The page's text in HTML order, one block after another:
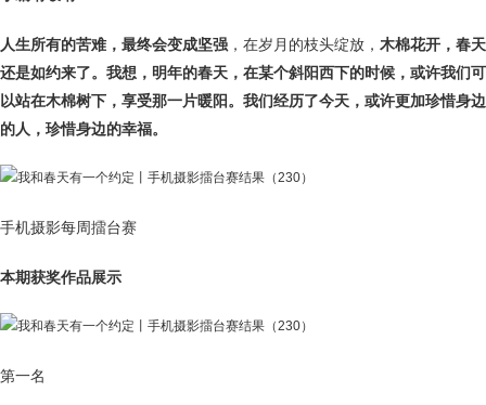
人生所有的苦难，最终会变成坚强 ，在岁月的枝头绽放， 木棉花开，春天
还是如约来了。 我想，明年的春天，在某个斜阳西下的时候，或许我们可
以站在木棉树下，享受那一片暖阳。我们经历了今天，或许更加珍惜身边
的人，珍惜身边的幸福。
手机摄影每周擂台赛
本期获奖作品展示
第一名